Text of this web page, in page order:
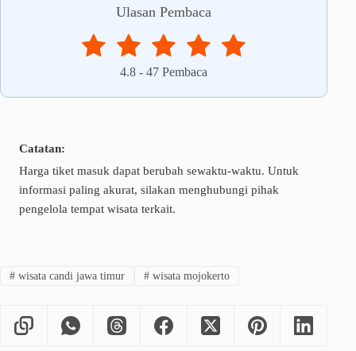
Ulasan Pembaca
4.8 -47 Pembaca
Catatan:
Harga tiket masuk dapat berubah sewaktu-waktu. Untuk
informasi paling akurat, silakan menghubungi pihak
pengelola tempat wisata terkait.
#wisata candi jawa timur #wisata mojokerto